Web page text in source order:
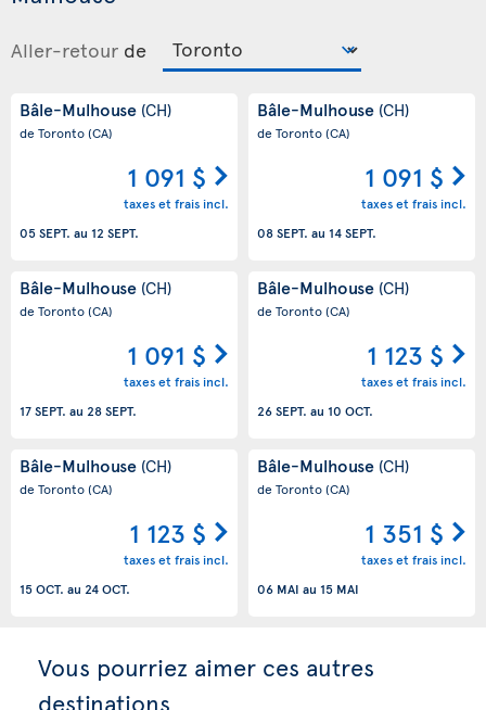
Aller-retour de
Bâle-Mulhouse (CH)
de Toronto(CA)
1 091 $
taxes et frais incl.
05 SEPT. au 12 SEPT.
Bâle-Mulhouse (CH)
de Toronto(CA)
1 091 $
taxes et frais incl.
08 SEPT. au 14 SEPT.
Bâle-Mulhouse (CH)
de Toronto(CA)
1 091 $
taxes et frais incl.
17 SEPT. au 28 SEPT.
Bâle-Mulhouse (CH)
de Toronto(CA)
1 123 $
taxes et frais incl.
26 SEPT. au 10 OCT.
Bâle-Mulhouse (CH)
de Toronto(CA)
1 123 $
taxes et frais incl.
15 OCT. au 24 OCT.
Bâle-Mulhouse (CH)
de Toronto(CA)
1 351 $
taxes et frais incl.
06 MAI au 15 MAI
Vous pourriez aimer ces autres
destinations